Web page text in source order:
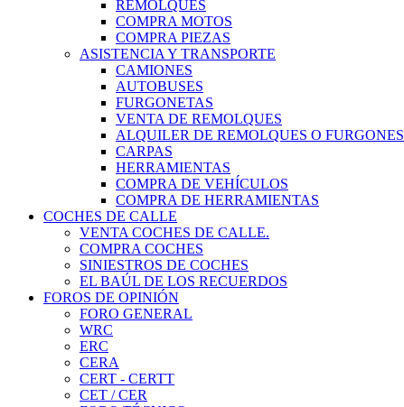
REMOLQUES
COMPRA MOTOS
COMPRA PIEZAS
ASISTENCIA Y TRANSPORTE
CAMIONES
AUTOBUSES
FURGONETAS
VENTA DE REMOLQUES
ALQUILER DE REMOLQUES O FURGONES
CARPAS
HERRAMIENTAS
COMPRA DE VEHÍCULOS
COMPRA DE HERRAMIENTAS
COCHES DE CALLE
VENTA COCHES DE CALLE.
COMPRA COCHES
SINIESTROS DE COCHES
EL BAÚL DE LOS RECUERDOS
FOROS DE OPINIÓN
FORO GENERAL
WRC
ERC
CERA
CERT - CERTT
CET / CER